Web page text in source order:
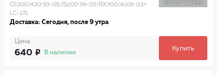
GS300/430 93-05/IS200 99-05/RX300/400h 03>
LC-171
Доставка: Сегодня, после 9 утра
Цена
640 В наличии
Купить